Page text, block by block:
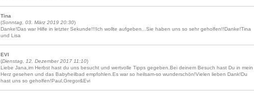
Tina
(Sonntag, 03. März 2019 20:30)
Danke!Das war Hilfe in letzter Sekunde!!!Ich wollte aufgeben...Sie haben uns so sehr geholfen!!Danke!Tina
und Lisa
EVI
(Dienstag, 12. Dezember 2017 11:10)
Liebe Jana,im Herbst hast du uns besucht und wertvolle Tipps gegeben.Bei deinem Besuch hast Du in mein
Herz gesehen und das Babyheilbad empfohlen.Es war so heilsam-so wunderschön!Vielen lieben Dank!Du
hast uns so geholfen!Paul,Gregor&Evi